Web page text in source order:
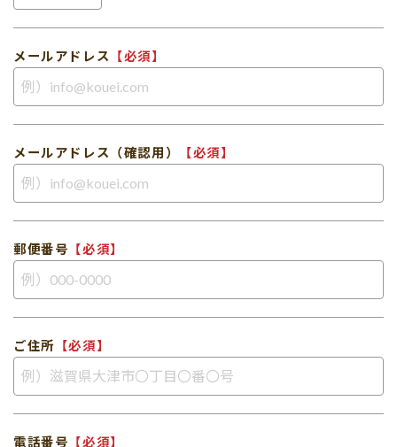
メールアドレス 【必須】
メールアドレス（確認用） 【必須】
郵便番号 【必須】
ご住所 【必須】
電話番号 【必須】